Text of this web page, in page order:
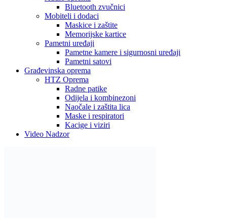
Bluetooth zvučnici
Mobiteli i dodaci
Maskice i zaštite
Memorijske kartice
Pametni uređaji
Pametne kamere i sigurnosni uređaji
Pametni satovi
Građevinska oprema
HTZ Oprema
Radne patike
Odijela i kombinezoni
Naočale i zaštita lica
Maske i respiratori
Kacige i viziri
Video Nadzor